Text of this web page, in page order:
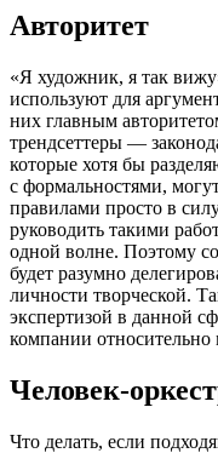
Авторитет
«Я художник, я так
используют для
них главным
трендсеттеры —
которые хотя бы
с формальностями,
правилами просто в
руководить такими
одной волне. Поэтому
будет разумно
личности творческой.
экспертизой в данной
компании относительно
Человек-
Что делать, если